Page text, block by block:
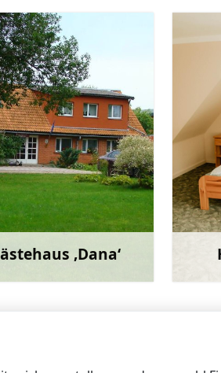
‚Dana‘
Mehr